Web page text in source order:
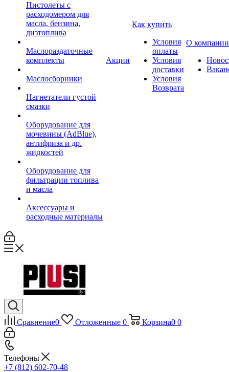
Пистолеты с
расходомером для
масла, бензина,
дизтоплива
Маслораздаточные
комплекты
Маслосборники
Нагнетатели густой
смазки
Оборудование для
мочевины (AdBlue),
антифриза и др.
жидкостей
Оборудование для
фильтрации топлива
и масла
Аксессуары и
расходные материалы
Акции
Как купить
Условия
оплаты
Условия
доставки
Условия
Возврата
О компании
Сравнение0 Отложенные 0 Корзина0 0
Телефоны
+7 (812) 602-70-48